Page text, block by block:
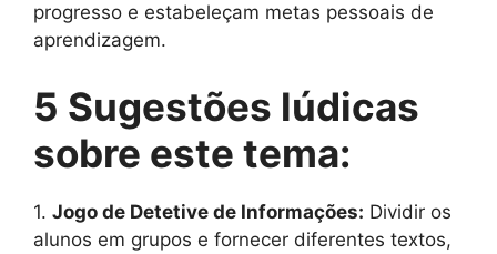
progresso e estabeleçam metas pessoais de
aprendizagem.
5 Sugestões lúdicas
sobre este tema:
1. Jogo de Detetive de Informações: Dividir os
alunos em grupos e fornecer diferentes textos,